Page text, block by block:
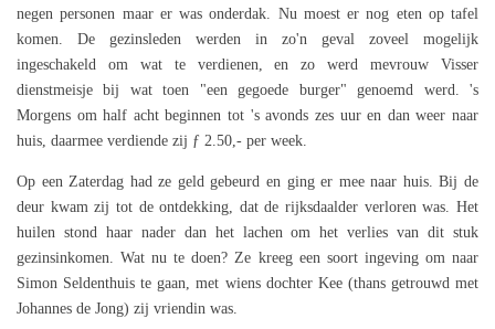
negen personen maar er was onderdak. Nu moest er nog eten op tafel
komen. De gezinsleden werden in zo'n geval zoveel mogelijk
ingeschakeld om wat te verdienen, en zo werd mevrouw Visser
dienstmeisje bij wat toen "een gegoede burger" genoemd werd. 's
Morgens om half acht beginnen tot 's avonds zes uur en dan weer naar
huis, daarmee verdiende zij ƒ 2.50,- per week.
Op een Zaterdag had ze geld gebeurd en ging er mee naar huis. Bij de
deur kwam zij tot de ontdekking, dat de rijksdaalder verloren was. Het
huilen stond haar nader dan het lachen om het verlies van dit stuk
gezinsinkomen. Wat nu te doen? Ze kreeg een soort ingeving om naar
Simon Seldenthuis te gaan, met wiens dochter Kee (thans getrouwd met
Johannes de Jong) zij vriendin was.